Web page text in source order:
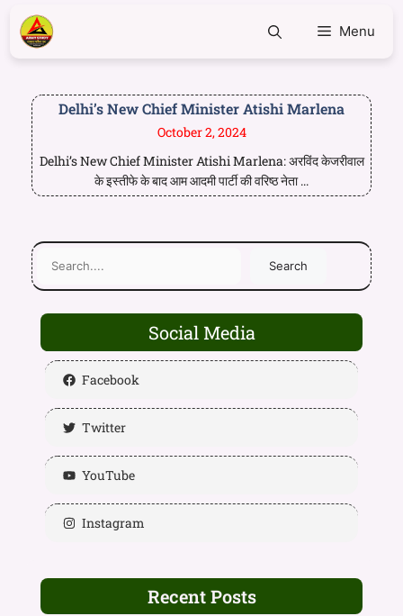
Menu
Delhi’s New Chief Minister Atishi Marlena
October 2, 2024
Delhi’s New Chief Minister Atishi Marlena: अरविंद केजरीवाल
के इस्तीफे के बाद आम आदमी पार्टी की वरिष्ठ नेता ...
Search
Social Media
Facebook
Twitter
YouTube
Instagram
Recent Posts